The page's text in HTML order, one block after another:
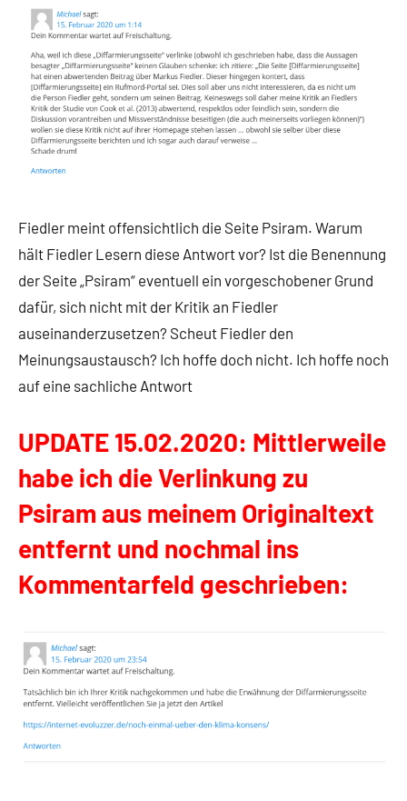
Fiedler meint offensichtlich die Seite Psiram. Warum
hält Fiedler Lesern diese Antwort vor? Ist die Benennung
der Seite „Psiram“ eventuell ein vorgeschobener Grund
dafür, sich nicht mit der Kritik an Fiedler
auseinanderzusetzen? Scheut Fiedler den
Meinungsaustausch? Ich hoffe doch nicht. Ich hoffe noch
auf eine sachliche Antwort
UPDATE 15.02.2020: Mittlerweile
habe ich die Verlinkung zu
Psiram aus meinem Originaltext
entfernt und nochmal ins
Kommentarfeld geschrieben: